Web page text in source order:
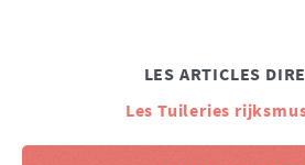
LES ARTICLES
Les Tuileries